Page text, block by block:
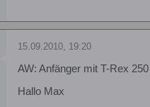
15.09.2010, 19:20
AW: Anfänger mit T-Rex 250
Hallo Max